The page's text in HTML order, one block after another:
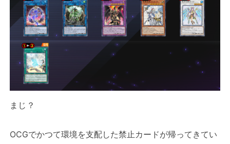
まじ？
OCGでかつて環境を支配した禁止カードが帰ってきてい